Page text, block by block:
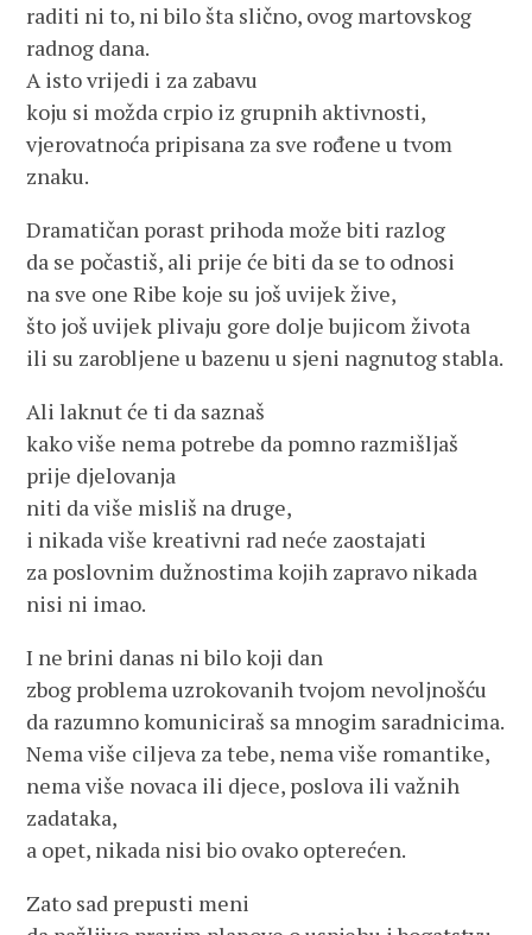
raditi ni to, ni bilo šta slično, ovog martovskog
radnog dana.
A isto vrijedi i za zabavu
koju si možda crpio iz grupnih aktivnosti,
vjerovatnoća pripisana za sve rođene u tvom
znaku.
Dramatičan porast prihoda može biti razlog
da se počastiš, ali prije će biti da se to odnosi
na sve one Ribe koje su još uvijek žive,
što još uvijek plivaju gore dolje bujicom života
ili su zarobljene u bazenu u sjeni nagnutog stabla.
Ali laknut će ti da saznaš
kako više nema potrebe da pomno razmišljaš
prije djelovanja
niti da više misliš na druge,
i nikada više kreativni rad neće zaostajati
za poslovnim dužnostima kojih zapravo nikada
nisi ni imao.
I ne brini danas ni bilo koji dan
zbog problema uzrokovanih tvojom nevoljnošću
da razumno komuniciraš sa mnogim saradnicima.
Nema više ciljeva za tebe, nema više romantike,
nema više novaca ili djece, poslova ili važnih
zadataka,
a opet, nikada nisi bio ovako opterećen.
Zato sad prepusti meni